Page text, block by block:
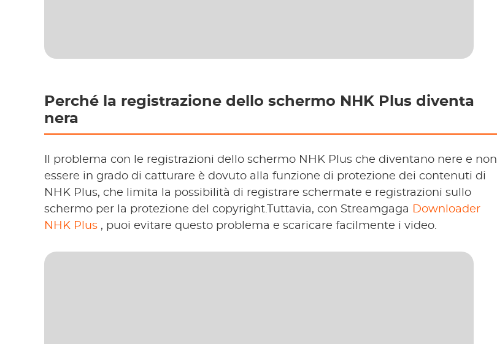
Perché la registrazione dello schermo NHK Plus diventa
nera
Il problema con le registrazioni dello schermo NHK Plus che diventano nere e non
essere in grado di catturare è dovuto alla funzione di protezione dei contenuti di
NHK Plus, che limita la possibilità di registrare schermate e registrazioni sullo
schermo per la protezione del copyright.Tuttavia, con Streamgaga Downloader
NHK Plus , puoi evitare questo problema e scaricare facilmente i video.